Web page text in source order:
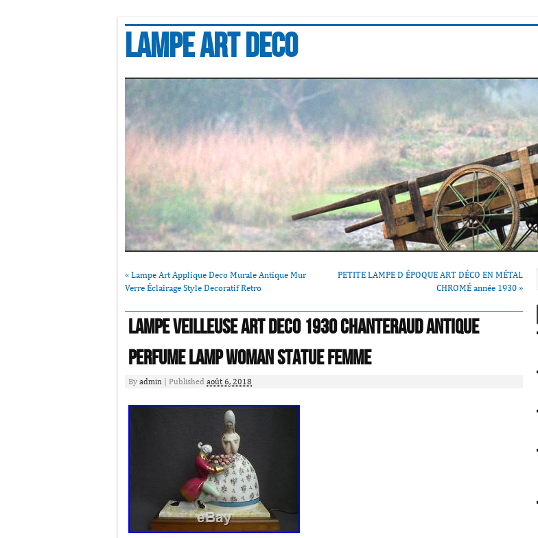
Lampe art deco
« Lampe Art Applique Deco Murale Antique Mur
Verre Éclairage Style Decoratif Retro
PETITE LAMPE D ÉPOQUE ART DÉCO EN MÉTAL
CHROMÉ année 1930 »
Lampe veilleuse art deco 1930 CHANTERAUD antique
perfume lamp woman statue femme
By admin Published août 6, 2018